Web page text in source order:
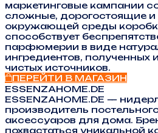
маркетинговые кампании
сложные, дорогостоящие
окружающей среды
способствует
парфюмерии в виде
ингредиентов, полученных
чистых источников.
ПЕРЕЙТИ В МАГАЗИН
ESSENZAHOME.DE
ESSENZAHOME.DE —
производитель
аксессуаров для дома.
похвастаться уникальной